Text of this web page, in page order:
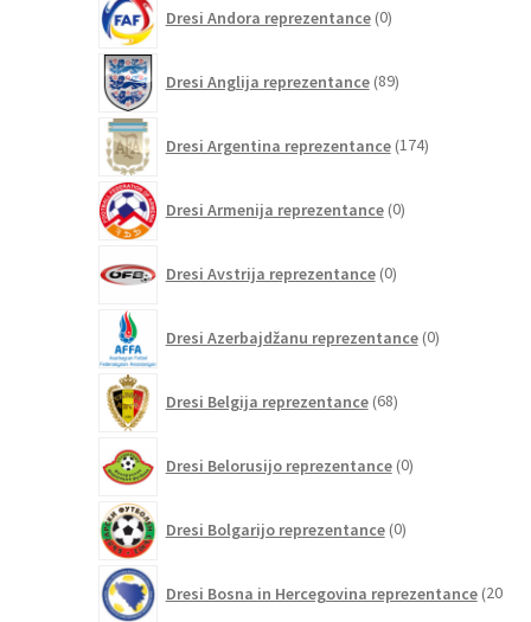
Dresi Andora reprezentance 0izdelkov
Dresi Anglija reprezentance 89izdelkov
Dresi Argentina reprezentance 174izdelkov
Dresi Armenija reprezentance 0izdelkov
Dresi Avstrija reprezentance 0izdelkov
Dresi Azerbajdžanu reprezentance 0izdelkov
Dresi Belgija reprezentance 68izdelkov
Dresi Belorusijo reprezentance 0izdelkov
Dresi Bolgarijo reprezentance 0izdelkov
Dresi Bosna in Hercegovina reprezentance 20